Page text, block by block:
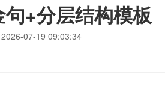
+分层结构模板
07-19 09:03:34